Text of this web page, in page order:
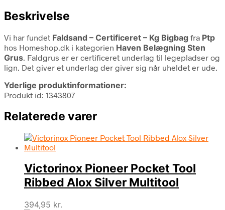
Beskrivelse
Vi har fundet Faldsand – Certificeret – Kg Bigbag fra Ptp
hos Homeshop.dk i kategorien Haven Belægning Sten
Grus. Faldgrus er er certificeret underlag til legepladser og
lign. Det giver et underlag der giver sig når uheldet er ude.
Yderlige produktinformationer:
Produkt id: 1343807
Relaterede varer
Victorinox Pioneer Pocket Tool
Ribbed Alox Silver Multitool
394,95 kr.